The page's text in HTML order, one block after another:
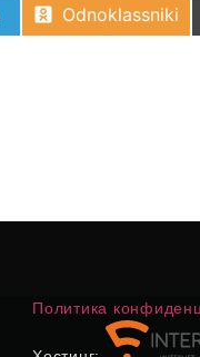
Odnoklassniki
Политика